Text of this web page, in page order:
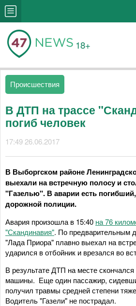
18+
Происшествия
В ДТП на трассе
погиб человек
17:49 26.06.2017
В Выборгском районе
выехали на встречную полосу и
"Газелью". В аварии есть
дорожной полиции.
Авария произошла в 15:40 на 76
"Скандинавия". По предварительным
"Лада Приора" плавно выехал на
ударился в отбойник и врезался во
В результате ДТП на месте
машины. Еще один пассажир,
получил травмы средней степени
Водитель "Газели" не пострадал.